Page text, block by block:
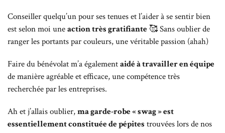
Conseiller quelqu’un pour ses tenues et l’aider à se sentir bien
est selon moi uneaction très gratifiante 🥰 Sans oublier de
ranger les portants par couleurs, une véritable passion (ahah)
Faire du bénévolat m’a égalementaidé à travailler en équipe
de manière agréable et efficace, une compétence très
recherchée par les entreprises.
Ah et j’allais oublier,ma garde-robe « swag » est
essentiellement constituée de pépites trouvées lors de nos